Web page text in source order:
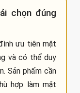
chọn đúng
ưu tiên mặt
và có thể duy
Sản phẩm cần
hợp làm mặt